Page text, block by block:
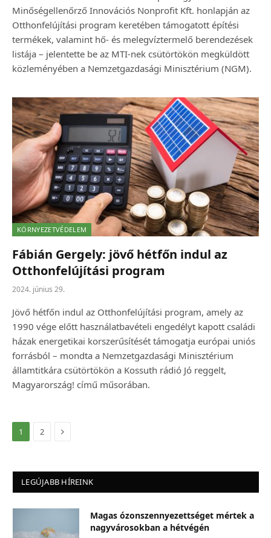
Minőségellenőrző Innovációs Nonprofit Kft. honlapján az
Otthonfelújítási program keretében támogatott építési
termékek, valamint hő- és melegvíztermelő berendezések
listája – jelentette be az MTI-nek csütörtökön megküldött
közleményében a Nemzetgazdasági Minisztérium (NGM).
KÖRNYEZETVÉDELEM
Fábián Gergely: jövő hétfőn indul az
Otthonfelújítási program
2024. június 29.
Jövő hétfőn indul az Otthonfelújítási program, amely az
1990 vége előtt használatbavételi engedélyt kapott családi
házak energetikai korszerűsítését támogatja európai uniós
forrásból – mondta a Nemzetgazdasági Minisztérium
államtitkára csütörtökön a Kossuth rádió Jó reggelt,
Magyarország! című műsorában.
1 2 Következő
LEGÚJABB HÍREINK
Magas ózonszennyezettséget mértek a
nagyvárosokban a hétvégén